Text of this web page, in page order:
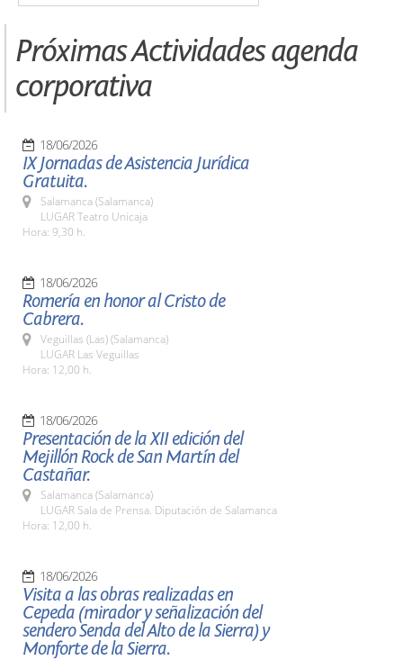
Próximas Actividades agenda
corporativa
18/06/2026
IX Jornadas de Asistencia Jurídica
Gratuita.
Salamanca (Salamanca)
LUGAR Teatro Unicaja
Hora: 9,30 h.
18/06/2026
Romería en honor al Cristo de
Cabrera.
Veguillas (Las) (Salamanca)
LUGAR Las Veguillas
Hora: 12,00 h.
18/06/2026
Presentación de la XII edición del
Mejillón Rock de San Martín del
Castañar.
Salamanca (Salamanca)
LUGAR Sala de Prensa. Diputación de Salamanca
Hora: 12,00 h.
18/06/2026
Visita a las obras realizadas en
Cepeda (mirador y señalización del
sendero Senda del Alto de la Sierra) y
Monforte de la Sierra.